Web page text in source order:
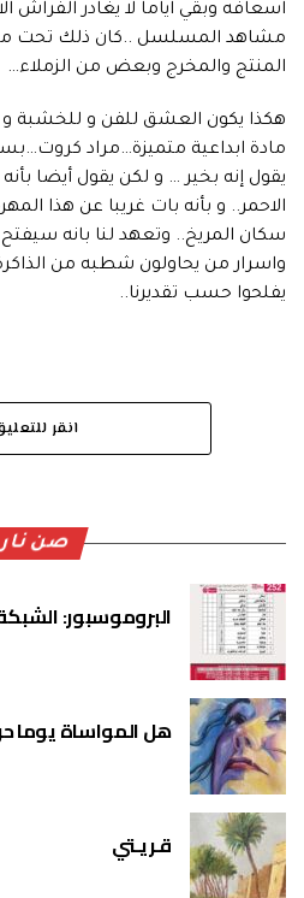
اسعافه وبقي اياما لا يغادر الفراش
مشاهد المسلسل ..كان ذلك تحت
المنتج والمخرج وبعض من الزملاء…
هكذا يكون العشق للفن و للخشبة و
مادة ابداعية متميزة…مراد
يقول إنه بخير … و لكن يقول أيضا
الاحمر.. و بأنه بات غريبا عن هذا
سكان المريخ.. وتعهد لنا بانه
واسرار من يحاولون شطبه من
يفلحوا حسب تقديرنا..
انقر
صن
البروموسبور: الشبكة
هل المواساة يوما
قـريـتي